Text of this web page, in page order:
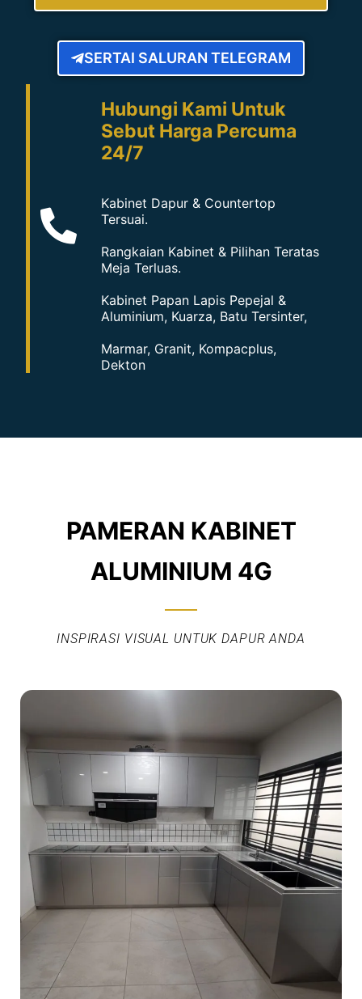
SERTAI SALURAN TELEGRAM
Hubungi Kami Untuk
Sebut Harga Percuma
24/7
Kabinet Dapur & Countertop
Tersuai.
Rangkaian Kabinet & Pilihan Teratas
Meja Terluas.
Kabinet Papan Lapis Pepejal &
Aluminium, Kuarza, Batu Tersinter,
Marmar, Granit, Kompacplus,
Dekton
PAMERAN KABINET
ALUMINIUM 4G
INSPIRASI VISUAL UNTUK DAPUR ANDA